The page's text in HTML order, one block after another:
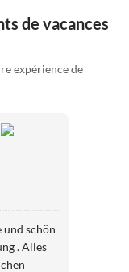
de vacances
expérience de